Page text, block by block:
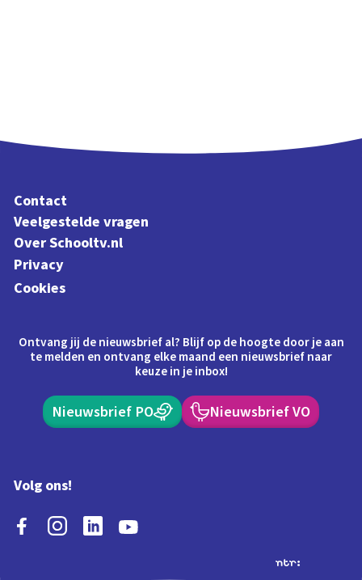
Contact
Veelgestelde vragen
Over Schooltv.nl
Privacy
Cookies
Ontvang jij de nieuwsbrief al? Blijf op de hoogte door je aan
te melden en ontvang elke maand een nieuwsbrief naar
keuze in je inbox!
Nieuwsbrief PO Nieuwsbrief VO
Volg ons!